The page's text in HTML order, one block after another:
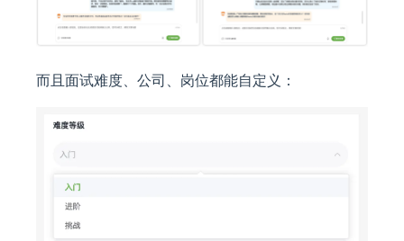
而且面试难度、公司、岗位都能自定义：